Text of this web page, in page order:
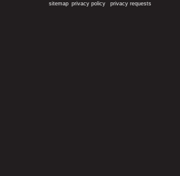
sitemap privacy policy privacy requests